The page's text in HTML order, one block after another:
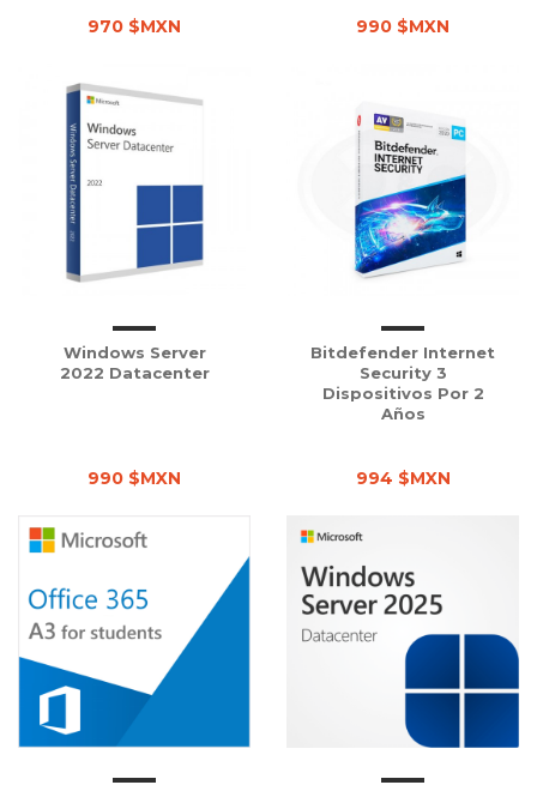
970 $MXN 990 $MXN
Windows Server
2022 Datacenter
990 $MXN
Bitdefender Internet
Security 3
Dispositivos Por 2
Años
994 $MXN